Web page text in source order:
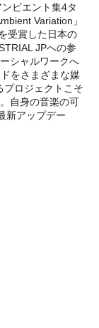
ビエント集4タ
Variation」
受賞した日本の
JPへの参
シャルワークへ
をさまざまな媒
プロジェクトこそ
自身の音楽の可
新アップデー